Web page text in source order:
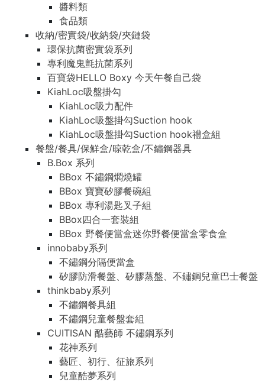
醬料類
食品類
收納/密實袋/收納袋/夾鏈袋
環保抗菌密實袋系列
專利魔鬼氈抗菌系列
百寶袋HELLO Boxy 今天午餐自己袋
KiahLoc吸盤掛勾
KiahLoc吸力配件
KiahLoc吸盤掛勾Suction hook
KiahLoc吸盤掛勾Suction hook禮盒組
餐盤/餐具/保鮮盒/晾乾盒/不鏽鋼器具
B.Box 系列
BBox 不鏽鋼燜燒罐
BBox 寶寶矽膠餐碗組
BBox 專利湯匙叉子組
BBox四合一套裝組
BBox 野餐便當盒迷你野餐便當盒零食盒
innobaby系列
不鏽鋼分隔便當盒
矽膠防滑餐盤、矽膠蒸盤、不鏽鋼兒童巴士餐盤
thinkbaby系列
不鏽鋼餐具組
不鏽鋼兒童餐盤套組
CUITISAN 酷藝師 不鏽鋼系列
花神系列
藝匠、初行、征旅系列
兒童酷夢系列